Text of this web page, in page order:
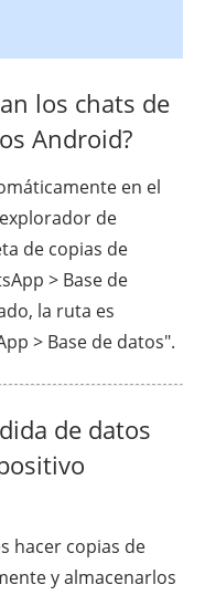
los chats de
Android?
en el
de
de copias de
> Base de
la ruta es
> Base de datos".
de datos
hacer copias de
y almacenarlos